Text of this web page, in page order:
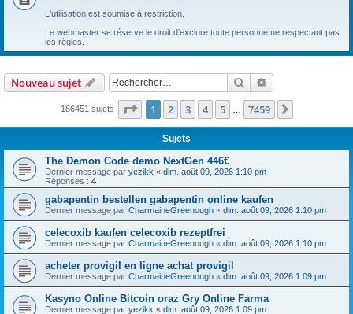
L'utilisation est soumise à restriction.
Le webmaster se réserve le droit d'exclure toute personne ne respectant pas
les règles.
Nouveau sujet Rechercher
186451 sujets Page 1sur7459
1 2 3 4 5 7459
Sujets
The Demon Code demo NextGen 446€
Dernier message par yezikk « dim. août 09, 2026 1:10 pm
Réponses : 4
gabapentin bestellen gabapentin online kaufen
Dernier message par CharmaineGreenough « dim. août 09, 2026 1:10 pm
celecoxib kaufen celecoxib rezeptfrei
Dernier message par CharmaineGreenough « dim. août 09, 2026 1:10 pm
acheter provigil en ligne achat provigil
Dernier message par CharmaineGreenough « dim. août 09, 2026 1:09 pm
Kasyno Online Bitcoin oraz Gry Online Farma
Dernier message par yezikk « dim. août 09, 2026 1:09 pm